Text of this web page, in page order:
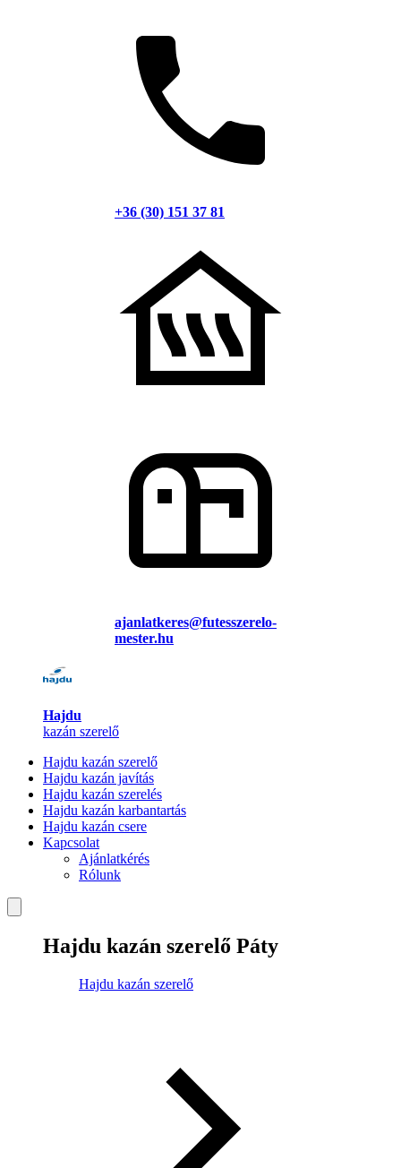
+36 (30) 151 37 81
ajanlatkeres@futesszerelo-
mester.hu
Hajdu
kazán szerelő
Hajdu kazán szerelő
Hajdu kazán javítás
Hajdu kazán szerelés
Hajdu kazán karbantartás
Hajdu kazán csere
Kapcsolat
Ajánlatkérés
Rólunk
Hajdu kazán szerelő Páty
Hajdu kazán szerelő